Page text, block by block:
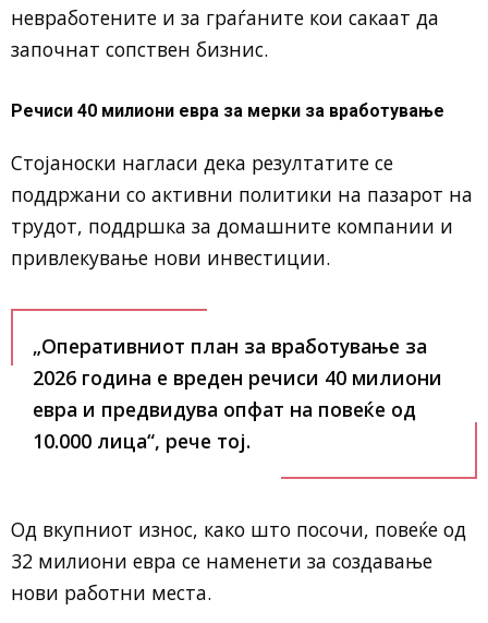
невработените и за граѓаните кои сакаат да
започнат сопствен бизнис.
Речиси 40 милиони евра за мерки за вработување
Стојаноски нагласи дека резултатите се
поддржани со активни политики на пазарот на
трудот, поддршка за домашните компании и
привлекување нови инвестиции.
„Оперативниот план за вработување за
2026 година е вреден речиси 40 милиони
евра и предвидува опфат на повеќе од
10.000 лица“, рече тој.
Од вкупниот износ, како што посочи, повеќе од
32 милиони евра се наменети за создавање
нови работни места.